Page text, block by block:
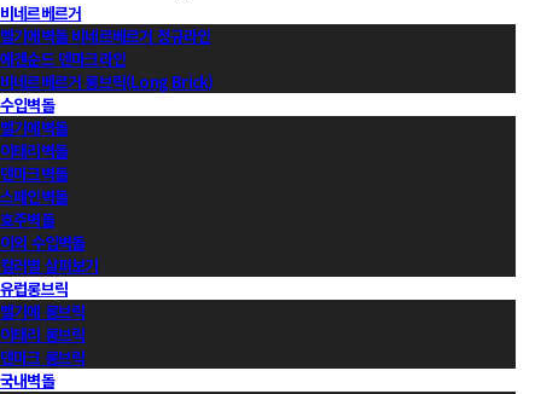
비네르베르거
벨기에벽돌 비네르베르거 정규라인
에겐순드 덴마크라인
비네르베르거 롱브릭(Long Brick)
수입벽돌
벨기에벽돌
이태리벽돌
덴마크벽돌
스페인벽돌
호주벽돌
이외 수입벽돌
컬러별 살펴보기
유럽롱브릭
벨기에 롱브릭
이태리 롱브릭
덴마크 롱브릭
국내벽돌